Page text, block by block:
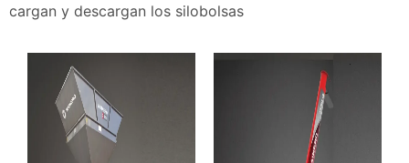
cargan y descargan los silobolsas